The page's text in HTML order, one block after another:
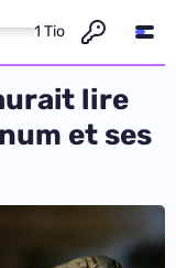
1 Tio
lire
et ses